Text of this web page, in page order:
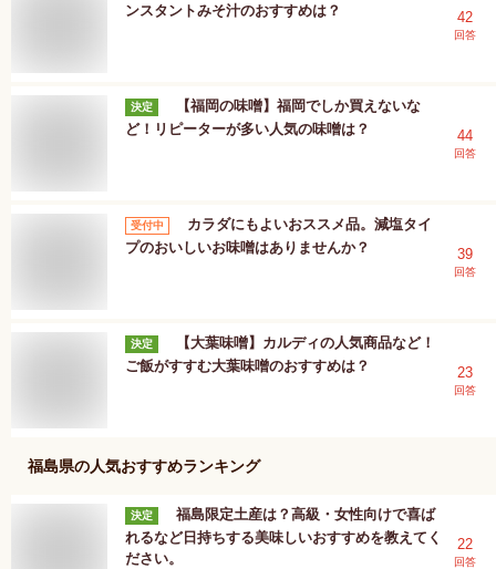
ンスタントみそ汁のおすすめは？
42
回答
決定
【福岡の味噌】福岡でしか買えないな
ど！リピーターが多い人気の味噌は？
44
回答
受付中
カラダにもよいおススメ品。減塩タイ
プのおいしいお味噌はありませんか？
39
回答
決定
【大葉味噌】カルディの人気商品など！
ご飯がすすむ大葉味噌のおすすめは？
23
回答
福島県の人気おすすめランキング
決定
福島限定土産は？高級・女性向けで喜ば
れるなど日持ちする美味しいおすすめを教えてく
ださい。
22
回答